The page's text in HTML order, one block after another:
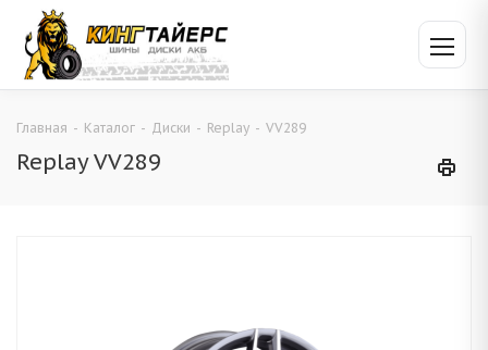
Главная - Каталог - Диски - Replay - VV289
Replay VV289